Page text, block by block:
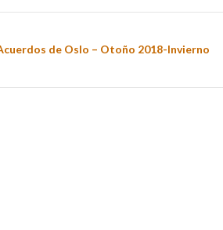
de Oslo – Otoño 2018-Invierno